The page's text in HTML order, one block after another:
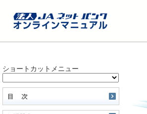
ショートカットメニュー